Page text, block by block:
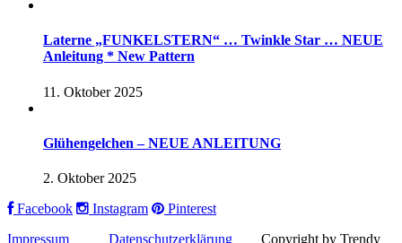
Laterne „FUNKELSTERN“ … Twinkle Star … NEUE
Anleitung * New Pattern
11. Oktober 2025
Glühengelchen – NEUE ANLEITUNG
2. Oktober 2025
Facebook
Instagram
Pinterest
Impressum
Datenschutzerklärung Copyright by Trendy